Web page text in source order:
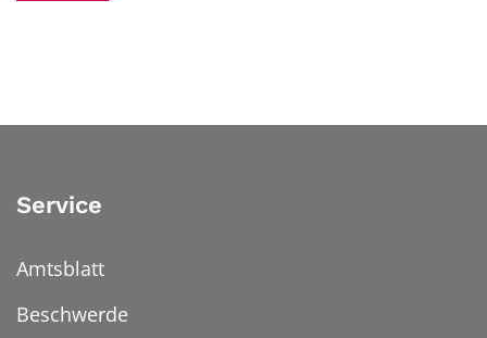
Service
Amtsblatt
Beschwerde